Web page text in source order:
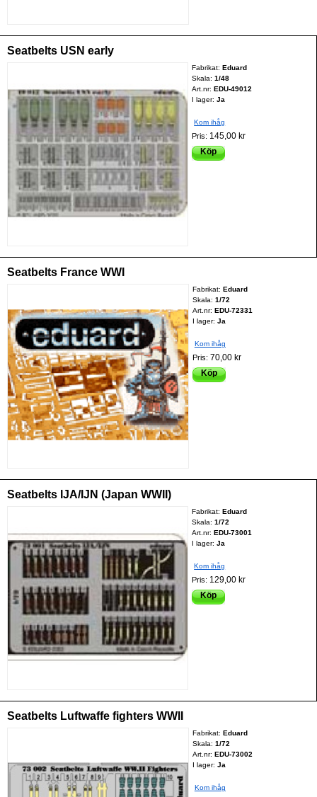
Seatbelts USN early
Fabrikat:Eduard
Skala:1/48
Art.nr:EDU-49012
I lager: Ja
Kom ihåg
Pris: 145,00 kr
Köp
Seatbelts France WWI
Fabrikat: Eduard
Skala: 1/72
Art.nr: EDU-72331
I lager: Ja
Kom ihåg
Pris: 70,00 kr
Köp
Seatbelts IJA/IJN (Japan WWII)
Fabrikat:Eduard
Skala:1/72
Art.nr:EDU-73001
I lager: Ja
Kom ihåg
Pris: 129,00 kr
Köp
Seatbelts Luftwaffe fighters WWII
Fabrikat: Eduard
Skala: 1/72
Art.nr: EDU-73002
I lager: Ja
Kom ihåg